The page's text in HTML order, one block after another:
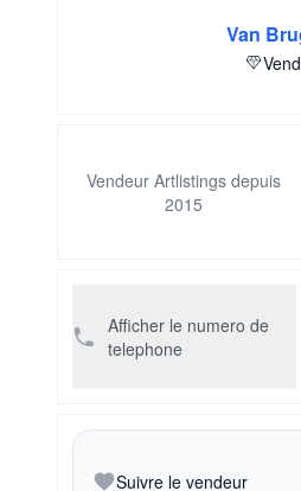
Van
Vendeur Artlistings depuis
2015
Afficher le numero de
telephone
Suivre le vendeur